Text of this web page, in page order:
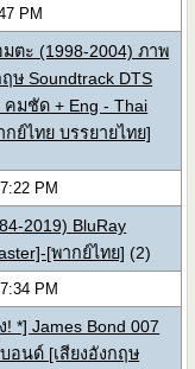
PM
ตะ (1998-2004) ภาพ
ษ Soundtrack DTS
คมชัด + Eng - Thai
กย์ไทย บรรยายไทย]
PM
2019) BluRay
[พากย์ไทย] (2)
PM
*] James Bond 007
อนด์ [เสียงอังกฤษ